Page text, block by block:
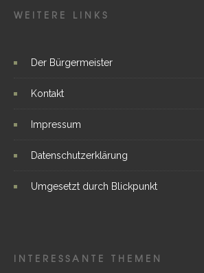
WEITERE LINKS
Der Bürgermeister
Kontakt
Impressum
Datenschutzerklärung
Umgesetzt durch Blickpunkt
INTERESSANTE THEMEN